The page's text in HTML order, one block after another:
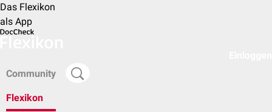
Das Flexikon
als App
Community
Flexikon